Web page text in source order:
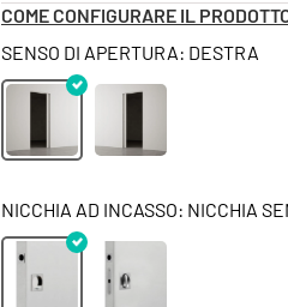
COME CONFIGURARE IL
SENSO DI APERTURA: DESTRA
NICCHIA AD INCASSO: NICCHIA